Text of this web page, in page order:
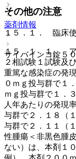
薬剤情報
サイバインコ錠５
その他の注意
１５．１． 臨床
１５．１．１． ア
２相試験１試験及
重篤な感染症の発
０ｍｇ投与群で１
ｍｇ投与群で１．
人年あたりの発現
与群で２．１８（
与群で２．１１（
性腫瘍＜非黒色腫
ない）は、本剤１